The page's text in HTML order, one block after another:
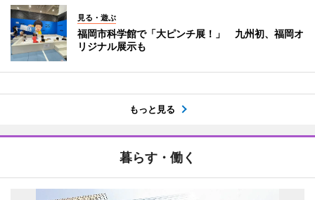
見る・遊ぶ
福岡市科学館で「大ピンチ展！」 九州初、福岡オ
リジナル展示も
もっと見る
暮らす・働く